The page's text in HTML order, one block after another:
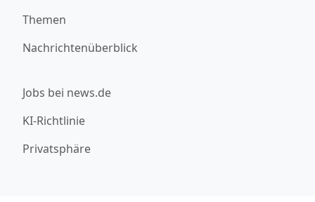
Themen
Nachrichtenüberblick
Jobs bei news.de
KI-Richtlinie
Privatsphäre